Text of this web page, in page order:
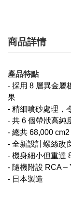
商品詳情
產品特點
- 採用 8 層異金屬
果
- 精細噴砂處理，
- 共 6 個帶狀高純
- 總共 68,000
- 全新設計螺絲改
- 機身細小但重達
- 隨機附設 RCA –
- 日本製造